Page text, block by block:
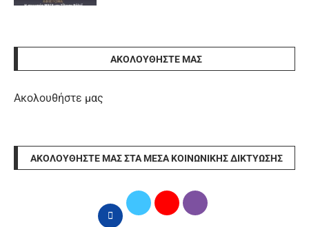
ΑΚΟΛΟΥΘΉΣΤΕ ΜΑΣ
Ακολουθήστε μας
ΑΚΟΛΟΥΘΉΣΤΕ ΜΑΣ ΣΤΑ ΜΈΣΑ ΚΟΙΝΩΝΙΚΉΣ ΔΙΚΤΎΩΣΗΣ